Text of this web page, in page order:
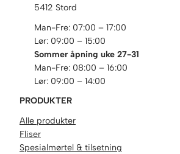
5412 Stord
Man-Fre: 07:00 – 17:00
Lør: 09:00 – 15:00
Sommer åpning uke 27-31
Man-Fre: 08:00 – 16:00
Lør: 09:00 – 14:00
PRODUKTER
Alle produkter
Fliser
Spesialmørtel & tilsetning